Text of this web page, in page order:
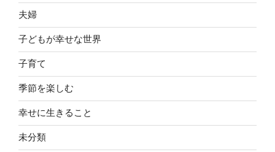
夫婦
子どもが幸せな世界
子育て
季節を楽しむ
幸せに生きること
未分類